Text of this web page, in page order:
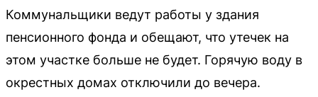
Коммунальщики ведут работы у здания
пенсионного фонда и обещают, что утечек на
этом участке больше не будет. Горячую воду в
окрестных домах отключили до вечера.